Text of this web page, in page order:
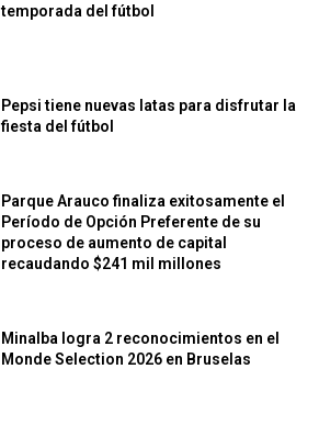
temporada del fútbol
Pepsi tiene nuevas latas para disfrutar la
fiesta del fútbol
Parque Arauco finaliza exitosamente el
Período de Opción Preferente de su
proceso de aumento de capital
recaudando $241 mil millones
Minalba logra 2 reconocimientos en el
Monde Selection 2026 en Bruselas